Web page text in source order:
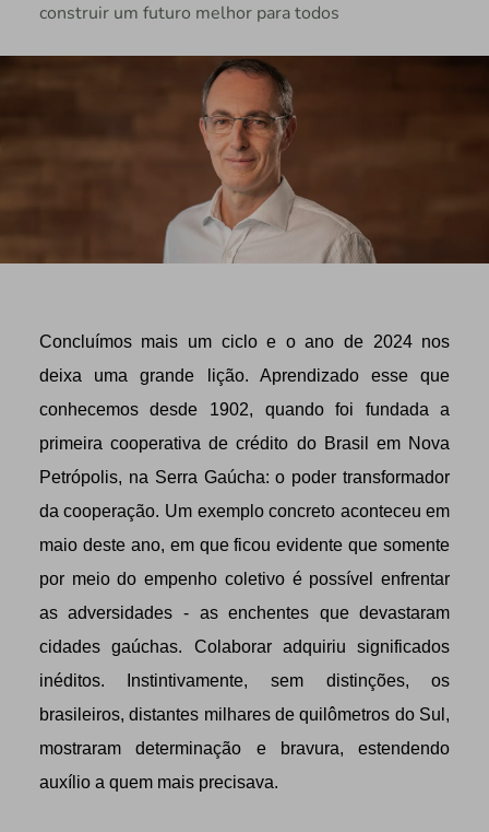
construir um futuro melhor para todos
Concluímos mais um ciclo e o ano de 2024 nos
deixa uma grande lição. Aprendizado esse que
conhecemos desde 1902, quando foi fundada a
primeira cooperativa de crédito do Brasil em Nova
Petrópolis, na Serra Gaúcha: o poder transformador
da cooperação. Um exemplo concreto aconteceu em
maio deste ano, em que ficou evidente que somente
por meio do empenho coletivo é possível enfrentar
as adversidades - as enchentes que devastaram
cidades gaúchas. Colaborar adquiriu significados
inéditos. Instintivamente, sem distinções, os
brasileiros, distantes milhares de quilômetros do Sul,
mostraram determinação e bravura, estendendo
auxílio a quem mais precisava.